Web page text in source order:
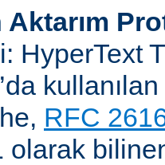
Aktarım
HyperText
RFC
olarak